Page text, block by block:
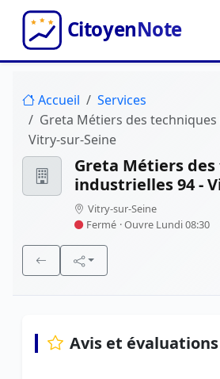
Accueil
Services
Greta Métiers des
Vitry-sur-Seine
Greta Métiers
industrielles 94 -
Vitry-sur-Seine
Fermé · Ouvre Lundi 08:30
Avis et évaluations